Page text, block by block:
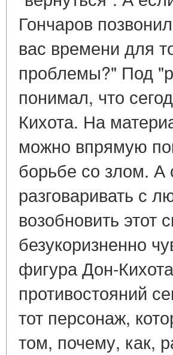
Гончаров
вас времени для
проблемы?" Под
понимал, что
Кихота. На
можно впрямую
борьбе со злом. А
разговаривать с
возобновить этот
безукоризненно
фигура Дон-
противостояний
тот персонаж,
том, почему, как,